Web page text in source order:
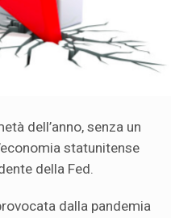
dell’anno, senza un
statunitense
della Fed.
dalla pandemia